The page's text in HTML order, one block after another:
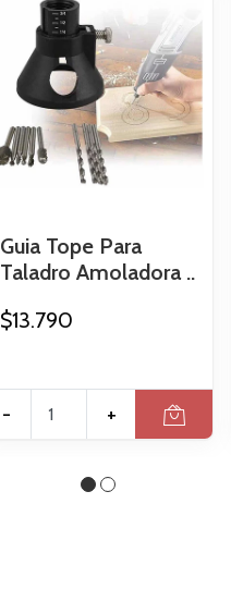
Guia Tope Para
Taladro Amoladora ..
$13.790
- +